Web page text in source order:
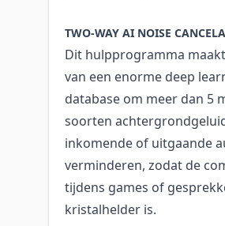
TWO-WAY AI NOISE
Dit hulpprogramma
van een enorme deep
database om meer dan 5
soorten
inkomende of uitgaande
verminderen, zodat de
tijdens games of
kristalhelder is.